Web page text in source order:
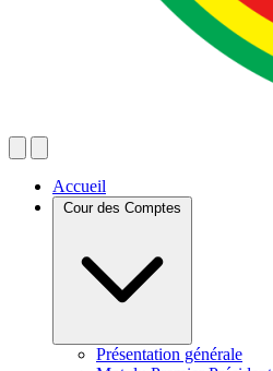
Accueil
Présentation générale